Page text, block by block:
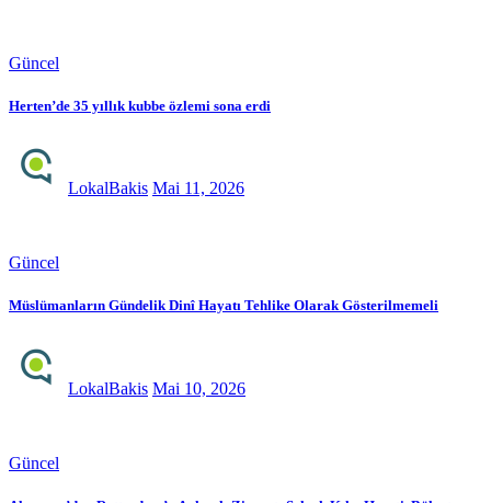
Güncel
Herten’de 35 yıllık kubbe özlemi sona erdi
LokalBakis Mai 11, 2026
Güncel
Müslümanların Gündelik Dinî Hayatı Tehlike Olarak Gösterilmemeli
LokalBakis Mai 10, 2026
Güncel